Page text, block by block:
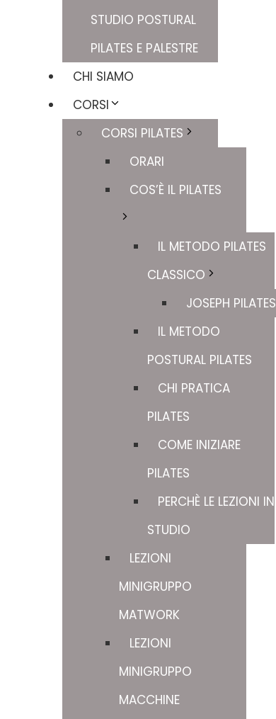
STUDIO POSTURAL
PILATES E PALESTRE
CHI SIAMO
CORSI
CORSI PILATES
ORARI
COS’È IL PILATES
IL METODO PILATES
CLASSICO
JOSEPH PILATES
IL METODO
POSTURAL PILATES
CHI PRATICA
PILATES
COME INIZIARE
PILATES
PERCHÈ LE LEZIONI IN
STUDIO
LEZIONI
MINIGRUPPO
MATWORK
LEZIONI
MINIGRUPPO
MACCHINE